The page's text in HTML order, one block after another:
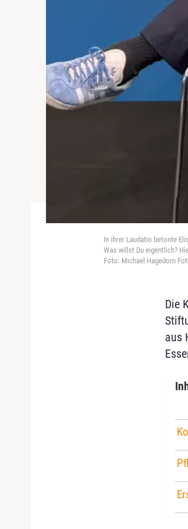
In ihrer Laudatio betonte
Was willst Du eigentlich?
Foto: Michael Hagedorn
Die
aus